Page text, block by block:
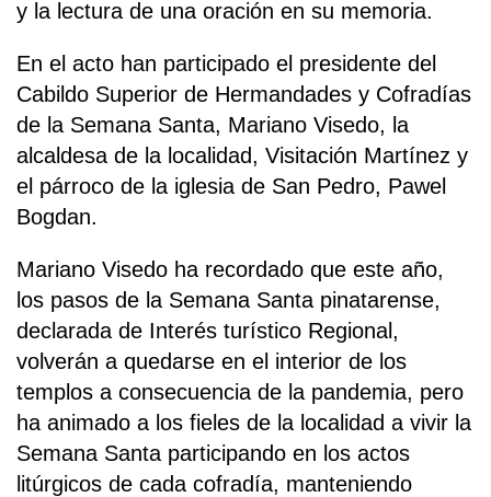
y la lectura de una oración en su memoria.
En el acto han participado el presidente del
Cabildo Superior de Hermandades y Cofradías
de la Semana Santa, Mariano Visedo, la
alcaldesa de la localidad, Visitación Martínez y
el párroco de la iglesia de San Pedro, Pawel
Bogdan.
Mariano Visedo ha recordado que este año,
los pasos de la Semana Santa pinatarense,
declarada de Interés turístico Regional,
volverán a quedarse en el interior de los
templos a consecuencia de la pandemia, pero
ha animado a los fieles de la localidad a vivir la
Semana Santa participando en los actos
litúrgicos de cada cofradía, manteniendo